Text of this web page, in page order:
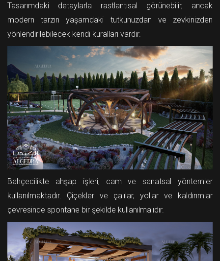
Tasarımdaki detaylarla rastlantısal görünebilir, ancak
modern tarzın yaşamdaki tutkunuzdan ve zevkinizden
yönlendirilebilecek kendi kuralları vardır.
Bahçecilikte ahşap işleri, cam ve sanatsal yöntemler
kullanılmaktadır. Çiçekler ve çalılar, yollar ve kaldırımlar
çevresinde spontane bir şekilde kullanılmalıdır.